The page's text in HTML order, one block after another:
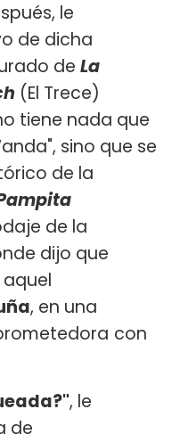
le
de dicha
de La
(El Trece)
tiene nada que
sino que se
de la
de la
dijo que
, en una
con
, le
de